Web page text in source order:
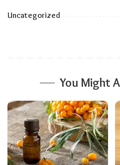
Uncategorized
You Might